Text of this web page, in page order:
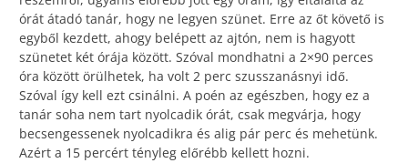
órát átadó tanár, hogy ne legyen szünet. Erre az őt követő is
egyből kezdett, ahogy belépett az ajtón, nem is hagyott
szünetet két órája között. Szóval mondhatni a 2×90 perces
óra között örülhetek, ha volt 2 perc szusszanásnyi idő.
Szóval így kell ezt csinálni. A poén az egészben, hogy ez a
tanár soha nem tart nyolcadik órát, csak megvárja, hogy
becsengessenek nyolcadikra és alig pár perc és mehetünk.
Azért a 15 percért tényleg előrébb kellett hozni.